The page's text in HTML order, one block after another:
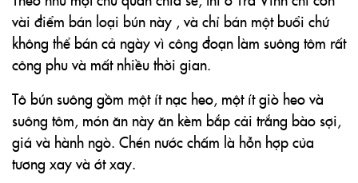
vài điểm bán loại bún này , và chỉ bán một buổi chứ
không thể bán cả ngày vì công đoạn làm suông tôm rất
công phu và mất nhiều thời gian.
Tô bún suông gồm một ít nạc heo, một ít giò heo và
suông tôm, món ăn này ăn kèm bắp cải trắng bào sợi,
giá và hành ngò. Chén nước chấm là hỗn hợp của
tương xay và ớt xay.